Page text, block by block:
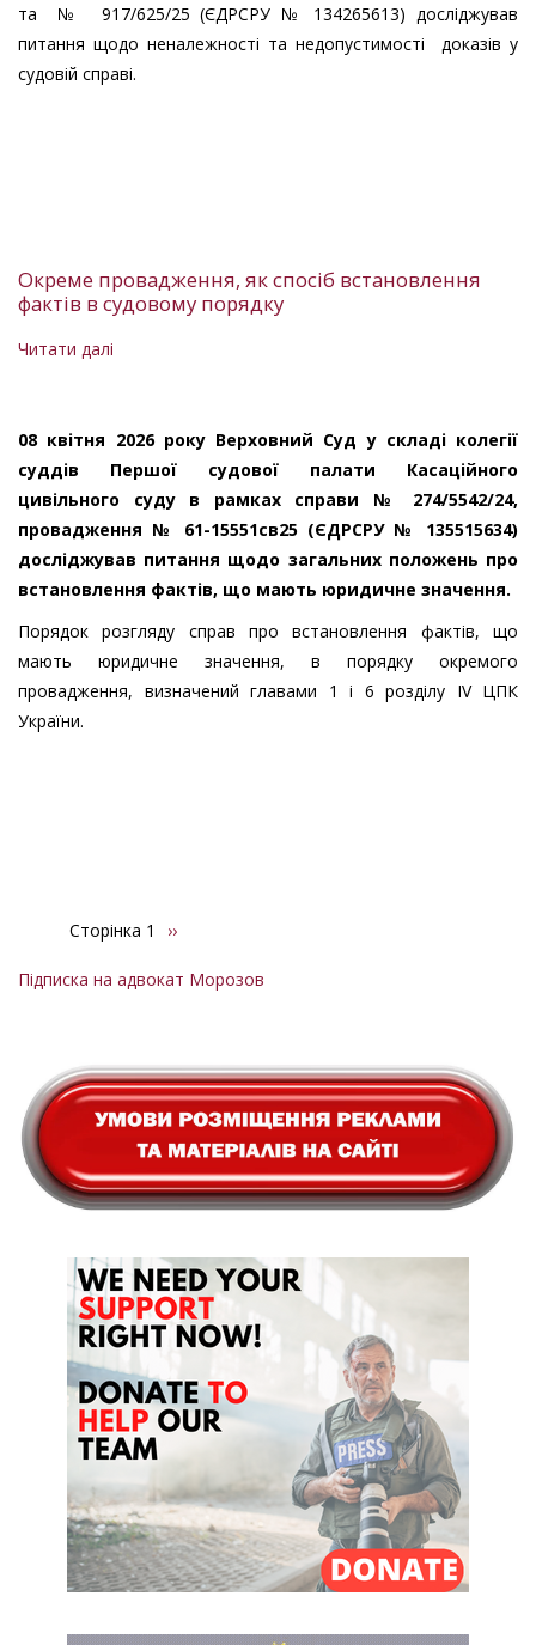
судовій
справі
та № 917/625/25 (ЄДРСРУ № 134265613) досліджував
питання щодо неналежності та недопустимості доказів у
судовій справі.
Окреме провадження, як спосіб встановлення
фактів в судовому порядку
Читати далі
як
спосіб
встановлення
фактів
в
судовому
08 квітня 2026 року Верховний Суд у складі колегії
суддів Першої судової палати Касаційного
цивільного суду в рамках справи № 274/5542/24,
провадження № 61-15551св25 (ЄДРСРУ № 135515634)
досліджував питання щодо загальних положень про
встановлення фактів, що мають юридичне значення.
Порядок розгляду справ про встановлення фактів, що
мають юридичне значення, в порядку окремого
провадження, визначений главами 1 і 6 розділу ІV ЦПК
України.
Розбивка
сторінки
Сторінка 1
Наступна
››
Підписка на адвокат Морозов